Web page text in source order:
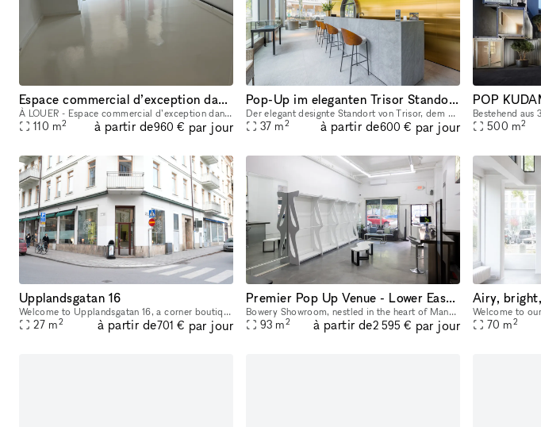
Espace commercial d’exception dans le Marais, Paris Espace parfait pour pop up ou exhibitions en plein centre du marais à Paris. Juste à côté du musée Picasso
À LOUER - Espace commercial d’exception dans le Marais, Paris Surface : 90 m² sur deux étages Adresse : Rue des Coutures-Saint-Gervais, derrière le musée Picasso, en plein cœur du Marais. Situé dans
110 m2 à partir de960 € par jour
Pop-Up im eleganten Trisor Standort designed by Hadi Teherani
Der elegant designte Standort von Trisor, dem Anbieter für 24/7 zugängliche, hochsichere Wertschließfächer besticht durch das einzigartige Design des Stararchitekten Hadi Teherani. Auf der Eventfläch
37 m2 à partir de600 € par jour 500 m2
Upplandsgatan 16
Welcome to Upplandsgatan 16, a corner boutique that offers a prime location for retail in Stockholm's bustling city center. This 20 sqm space comes with an additional 7 sqm of storage, making it an i
27 m2 à partir de701 € par jour
Premier Pop Up Venue - Lower East Side Manhattan
Bowery Showroom, nestled in the heart of Manhattan’s Lower East Side, is a premier pop-up venue known for its urban appeal and vibrant creative energy. With a minimalist, industrial-chic aesthetic, t
93 m2 à partir de2 595 € par jour 70 m2